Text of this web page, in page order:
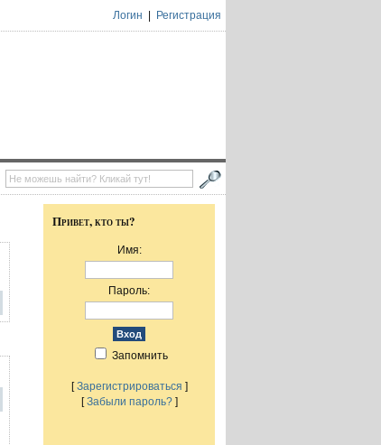
Логин Регистрация
Привет, кто ты?
Имя:
Пароль:
Запомнить
[Зарегистрироваться ]
[Забыли пароль?]